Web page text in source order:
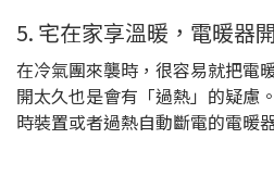
5. 宅在家享溫暖，電暖器
在冷氣團來襲時，很容易就把電
開太久也是會有「過熱」的疑慮
時裝置或者過熱自動斷電的電暖